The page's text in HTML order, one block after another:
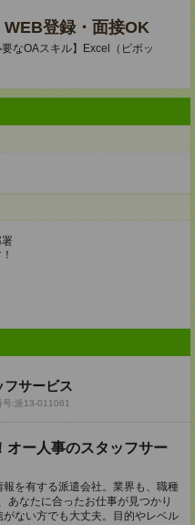
登録・面接OK
なOAスキル】Excel（ピボッ
フサービス
号:派13-011061
オー人事のスタッフサー
を有する派遣会社。業界も、職種
あなたに合ったお仕事が見つかり
ない方でも大丈夫。目的やレベル